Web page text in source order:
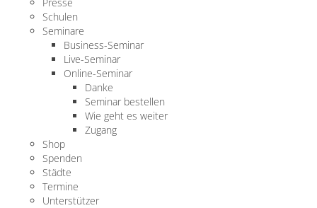
Schulen
Seminare
Business-Seminar
Live-Seminar
Online-Seminar
Danke
Seminar bestellen
Wie geht es weiter
Zugang
Shop
Spenden
Städte
Termine
Unterstützer